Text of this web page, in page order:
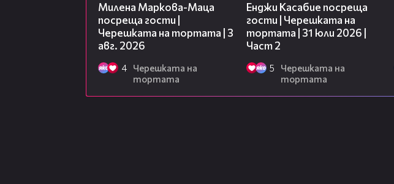
Милена Маркова-Маца
посреща гости |
Черешката на тортата | 3
авг. 2026
4
Черешката на
тортата
Енджи Касабие посреща
гости | Черешката на
тортата | 31 юли 2026 |
Част 2
5
Черешката на
тортата